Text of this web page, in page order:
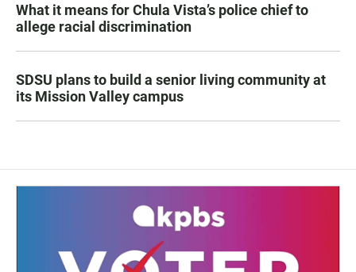
What it means for Chula Vista’s police chief to
allege racial discrimination
SDSU plans to build a senior living community at
its Mission Valley campus